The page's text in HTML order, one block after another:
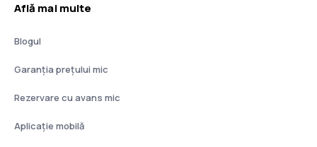
Află mai multe
Blogul
Garanția prețului mic
Rezervare cu avans mic
Aplicație mobilă